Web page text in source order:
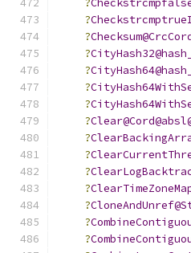
?
?
?
?
?
?
?
?
?
?
?
?
?
?
?